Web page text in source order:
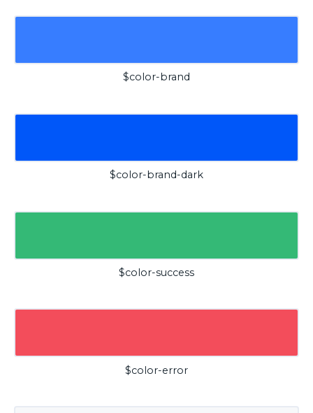
$color-brand
$color-brand-dark
$color-success
$color-error